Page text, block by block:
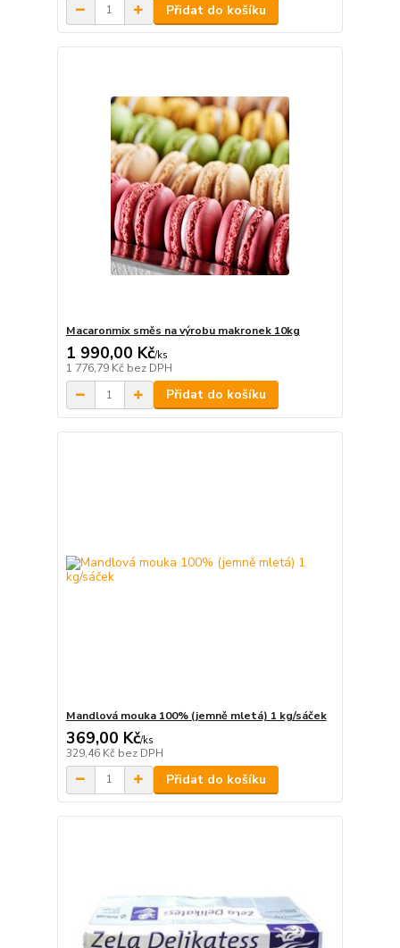
Přidat do košíku
Macaronmix směs na výrobu makronek 10kg
1 990,00 Kč/ks
1 776,79 Kč bez DPH
Přidat do košíku
Mandlová mouka 100% (jemně mletá) 1 kg/sáček
369,00 Kč/ks
329,46 Kč bez DPH
Přidat do košíku